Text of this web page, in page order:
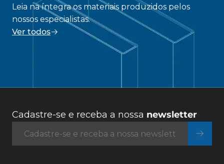
Leia na íntegra os materiais produzidos pelos
nossos especialistas.
Ver todos
Cadastre-se e receba a nossa newsletter